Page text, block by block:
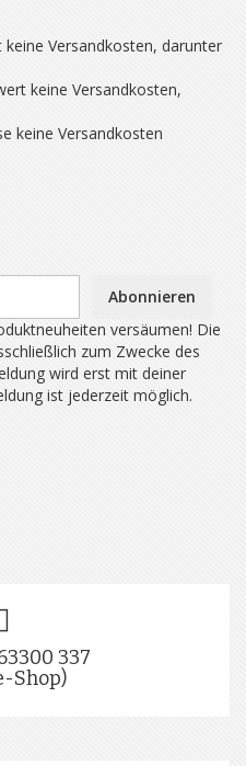
Versandkosten, darunter
keine Versandkosten,
keine Versandkosten
Abonnieren
versäumen! Die
zum Zwecke des
wird erst mit deiner
ist jederzeit möglich.
337
Shop)